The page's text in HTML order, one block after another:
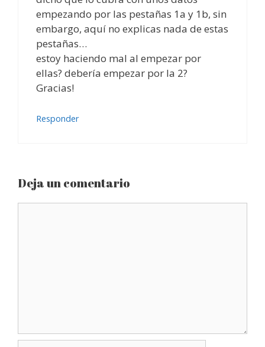
empezando por las pestañas 1a y 1b, sin
embargo, aquí no explicas nada de estas
pestañas…
estoy haciendo mal al empezar por
ellas? debería empezar por la 2?
Gracias!
Responder
Deja un comentario